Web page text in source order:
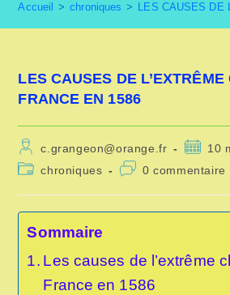
Accueil > chroniques > LES CAUSES DE
LES CAUSES DE L’EXTRÊME
FRANCE EN 1586
Auteur/autrice
de
la
c.grangeon@orange.fr
10
Postchroniques
Commentaires
la
publication :
0 commentaire
Sommaire
Les causes de l’extrême
France en 1586